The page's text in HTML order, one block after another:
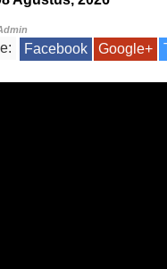
Facebook Google+